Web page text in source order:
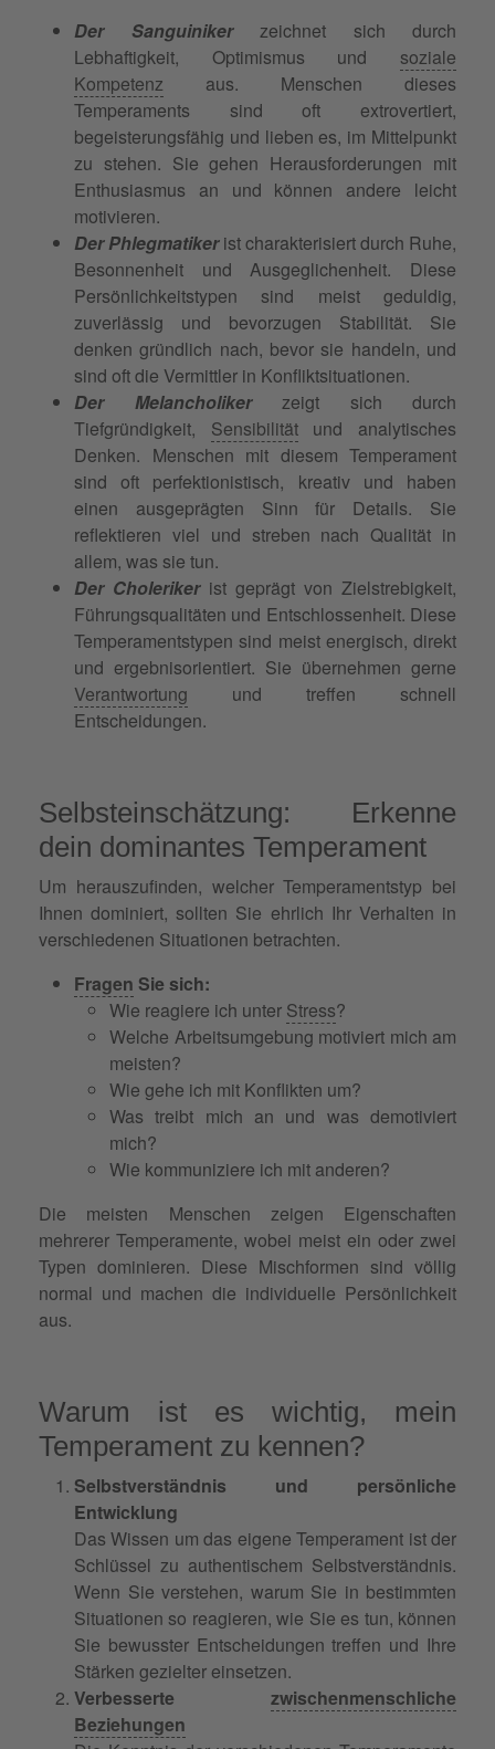
Der Sanguinikerzeichnet sich durch
Lebhaftigkeit, Optimismus und soziale
Kompetenz aus. Menschen dieses
Temperaments sind oft extrovertiert,
begeisterungsfähig und lieben es, im Mittelpunkt
zu stehen. Sie gehen Herausforderungen mit
Enthusiasmus an und können andere leicht
motivieren.
Der Phlegmatikerist charakterisiert durch Ruhe,
Besonnenheit und Ausgeglichenheit. Diese
Persönlichkeitstypen sind meist geduldig,
zuverlässig und bevorzugen Stabilität. Sie
denken gründlich nach, bevor sie handeln, und
sind oft die Vermittler in Konfliktsituationen.
Der Melancholiker
zeigt sich durch
Tiefgründigkeit, Sensibilitätund analytisches
Denken. Menschen mit diesem Temperament
sind oft perfektionistisch, kreativ und haben
einen ausgeprägten Sinn für Details. Sie
reflektieren viel und streben nach Qualität in
allem, was sie tun.
Der Choleriker ist geprägt von Zielstrebigkeit,
Führungsqualitäten und Entschlossenheit. Diese
Temperamentstypen sind meist energisch, direkt
und ergebnisorientiert. Sie übernehmen gerne
Verantwortung und treffen schnell
Entscheidungen.
Selbsteinschätzung: Erkenne
dein dominantes Temperament
Um herauszufinden, welcher Temperamentstyp bei
Ihnen dominiert, sollten Sie ehrlich Ihr Verhalten in
verschiedenen Situationen betrachten.
Fragen Sie sich:
Wie reagiere ich unter Stress?
Welche Arbeitsumgebung motiviert mich am
meisten?
Wie gehe ich mit Konflikten um?
Was treibt mich an und was demotiviert
mich?
Wie kommuniziere ich mit anderen?
Die meisten Menschen zeigen Eigenschaften
mehrerer Temperamente, wobei meist ein oder zwei
Typen dominieren. Diese Mischformen sind völlig
normal und machen die individuelle Persönlichkeit
aus.
Warum ist es wichtig, mein
Temperament zu kennen?
Selbstverständnis und persönliche
Entwicklung
Das Wissen um das eigene Temperament ist der
Schlüssel zu authentischem Selbstverständnis.
Wenn Sie verstehen, warum Sie in bestimmten
Situationen so reagieren, wie Sie es tun, können
Sie bewusster Entscheidungen treffen und Ihre
Stärken gezielter einsetzen.
Verbesserte zwischenmenschliche
Beziehungen